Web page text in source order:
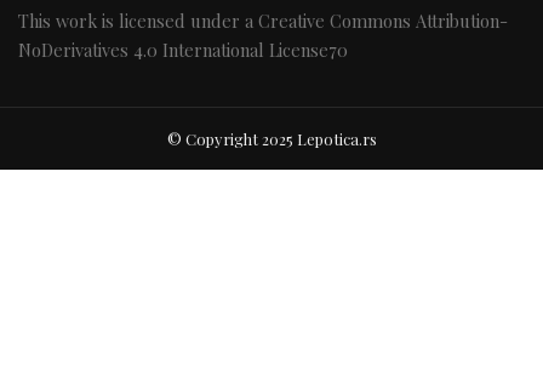
This work is licensed under a Creative Commons Attribution-
NoDerivatives 4.0 International License70
© Copyright 2025 Lepotica.rs